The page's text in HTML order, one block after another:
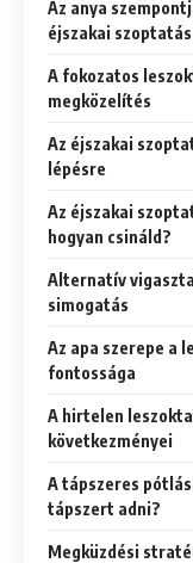
Az anya
éjszakai
A fokozatos
megközelítés
Az éjszakai
lépésre
Az éjszakai
hogyan csináld?
Alternatív
simogatás
Az apa szerepe a
fontossága
A hirtelen
következményei
A tápszeres
tápszert adni?
Megküzdési